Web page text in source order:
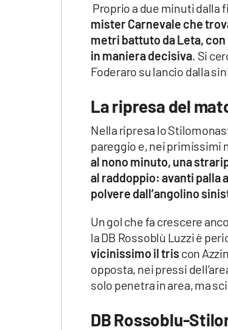
Proprio a due minuti dalla
mister Carnevale che
metri battuto da Leta, con
in maniera decisiva. Si
Foderaro su lancio dalla
La ripresa del
Nella ripresa lo
pareggio e, nei primissimi
al nono minuto, una
al raddoppio: avanti palla
polvere dall’angolino
Un gol che fa crescere
la DB Rossoblù Luzzi è
vicinissimo il tris con
opposta, nei pressi
solo penetra in area, ma
DB Rossoblu-